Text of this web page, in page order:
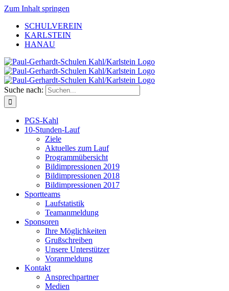
Zum Inhalt springen
SCHULVEREIN
KARLSTEIN
HANAU
Suche nach:
PGS-Kahl
10-Stunden-Lauf
Ziele
Aktuelles zum Lauf
Programmübersicht
Bildimpressionen 2019
Bildimpressionen 2018
Bildimpressionen 2017
Sportteams
Laufstatistik
Teamanmeldung
Sponsoren
Ihre Möglichkeiten
Grußschreiben
Unsere Unterstützer
Voranmeldung
Kontakt
Ansprechpartner
Medien